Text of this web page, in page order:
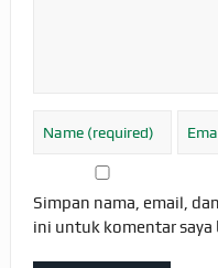
Simpan nama, email,
ini untuk komentar saya